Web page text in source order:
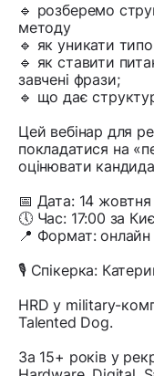
🔹 розберемо
методу
🔹 як уникати
🔹 як ставити
завчені фрази;
🔹 що дає
Цей вебінар для
покладатися на
оцінювати
📅 Дата: 14 жовтня
🕔 Час: 17:00 за
📍 Формат: онлайн
🎙️ Спікерка:
HRD у military-
Talented Dog.
За 15+ років у